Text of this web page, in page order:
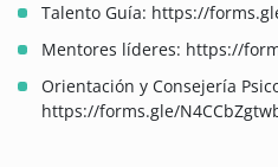
Talento Guía: https://
Mentores líderes: https://
Orientación y Consejería
https://forms.gle/